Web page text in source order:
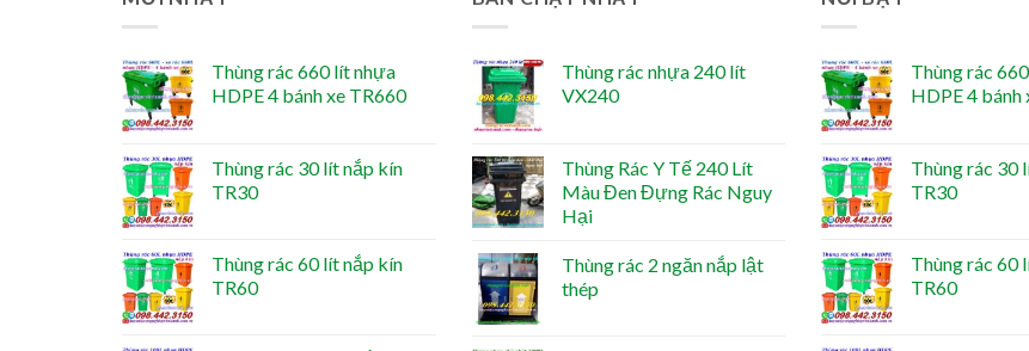
Thùng rác 660 lít nhựa
HDPE 4 bánh xe TR660
Thùng rác 30 lít nắp kín
TR30
Thùng rác 60 lít nắp kín
TR60
Thùng rác nhựa 240 lít
VX240
Thùng Rác Y Tế 240 Lít
Màu Đen Đựng Rác Nguy
Hại
Thùng rác 2 ngăn nắp lật
thép
Thùng rác
HDPE 4 bánh
Thùng rác 30
TR30
Thùng rác 60
TR60